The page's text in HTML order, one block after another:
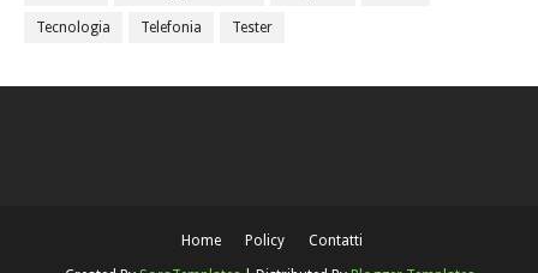
Tecnologia Telefonia Tester
Home Policy Contatti